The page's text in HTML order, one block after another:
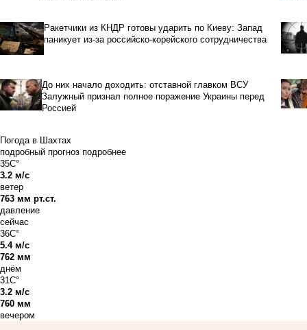
Ракетчики из КНДР готовы ударить по Киеву: Запад
паникует из-за российско-корейского сотрудничества
До них начало доходить: отставной главком ВСУ
Залужный признал полное поражение Украины перед
Россией
Погода в Шахтах
подробный прогноз подробнее
35C°
3.2 м/с
ветер
763 мм рт.ст.
давление
сейчас
36C°
5.4 м/с
762 мм
днём
31C°
3.2 м/с
760 мм
вечером